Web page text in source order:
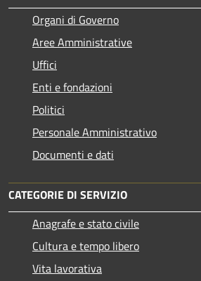
Organi di Governo
Aree Amministrative
Uffici
Enti e fondazioni
Politici
Personale Amministrativo
Documenti e dati
CATEGORIE DI SERVIZIO
Anagrafe e stato civile
Cultura e tempo libero
Vita lavorativa